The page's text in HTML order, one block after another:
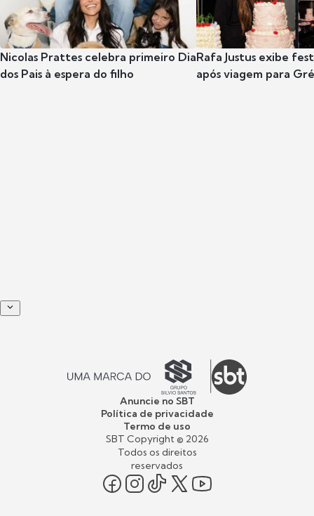
Nicolas Prattes celebra primeiro Dia
dos Pais à espera do filho
Rafa Justus exibe
após viagem para
Anuncie no SBT
Política de privacidade
Termo de uso
SBT Copyright © 2026
Todos os direitos
reservados